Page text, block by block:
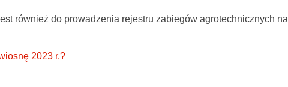
również do prowadzenia rejestru zabiegów agrotechnicznych na
2023 r.?